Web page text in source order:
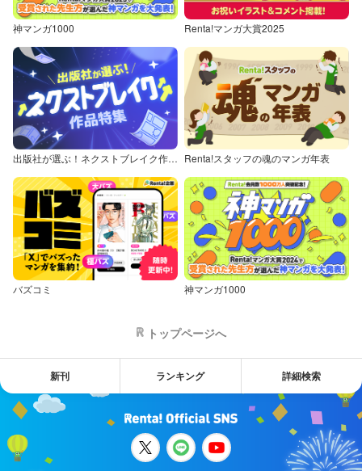
神マンガ1000 Renta!マンガ大賞2025
出版社が選ぶ！ネクストブレイク作品特集 Renta!スタッフの魂のマンガ年表
バズコミ 神マンガ1000
トップページへ
新刊 ランキング 詳細検索